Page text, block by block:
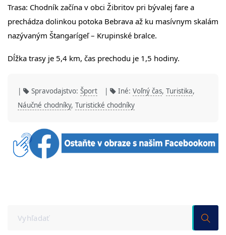
Trasa: Chodník začína v obci Žibritov pri bývalej fare a
prechádza dolinkou potoka Bebrava až ku masívnym skalám
nazývaným Štangarígeľ – Krupinské bralce.
Dĺžka trasy je 5,4 km, čas prechodu je 1,5 hodiny.
| Spravodajstvo: Šport | Iné: Voľný čas, Turistika,
Náučné chodníky, Turistické chodníky